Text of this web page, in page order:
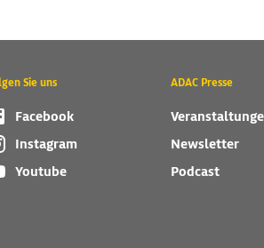
Sie uns
Facebook
Instagram
Youtube
ADAC Presse
Newsletter
Podcast